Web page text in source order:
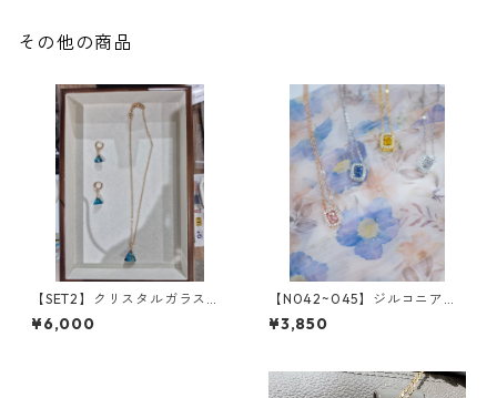
その他の商品
【SET2】クリスタルガラスア
クセサリーセット
¥6,000
【N042~045】ジルコニアス
ピカピカ クエアボックスネ
ックレス（4colors)*SinSin
¥3,850